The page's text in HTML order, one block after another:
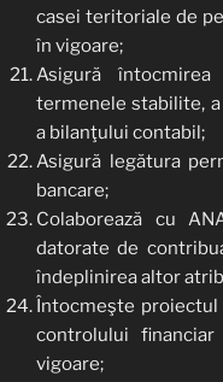
casei teritoriale de
în vigoare;
Asigură
termenele stabilite,
a bilanţului contabil;
Asigură legătura
bancare;
Colaborează cu
datorate de
îndeplinirea altor
Întocmeşte
controlului
vigoare;